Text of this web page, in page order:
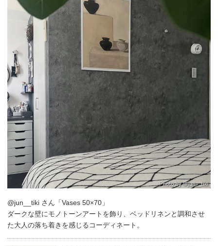
@jun__tiki さん「Vases 50×70」
ダークな壁にモノトーンアートを飾り、ベッドリネンと調和させ
た大人の落ち着きを感じるコーディネート。